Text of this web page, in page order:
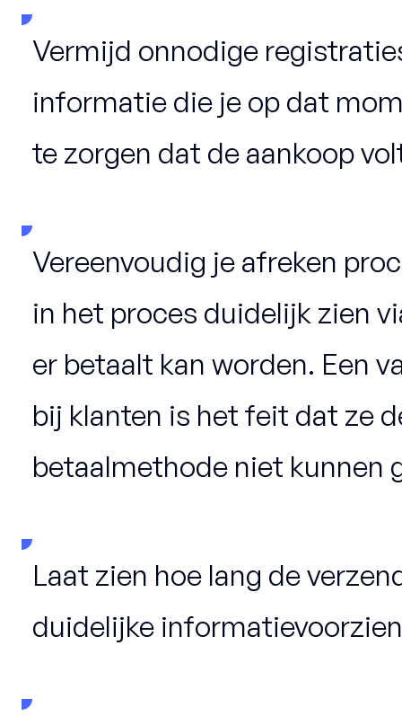
Vermijd onnodige
informatie die je op dat
te zorgen dat de aankoop
Vereenvoudig je afreken
in het proces duidelijk zien
er betaalt kan worden. Een
bij klanten is het feit dat ze
betaalmethode niet kunnen
Laat zien hoe lang de
duidelijke